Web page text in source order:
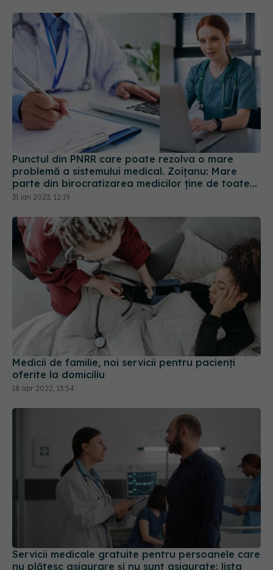
Punctul din PNRR care poate rezolva o mare
problemă a sistemului medical. Zoițanu: Mare
parte din birocratizarea medicilor ține de toate
hârtiile pe care pacientul trebuie să le plimbe
31 ian 2023, 12:19
Medicii de familie, noi servicii pentru pacienți
oferite la domiciliu
18 apr 2022, 13:54
Servicii medicale gratuite pentru persoanele care
nu plătesc asigurare și nu sunt asigurate: lista
completă
12 aug 2023, 15:54